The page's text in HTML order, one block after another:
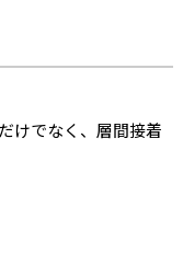
けでなく、層間接着